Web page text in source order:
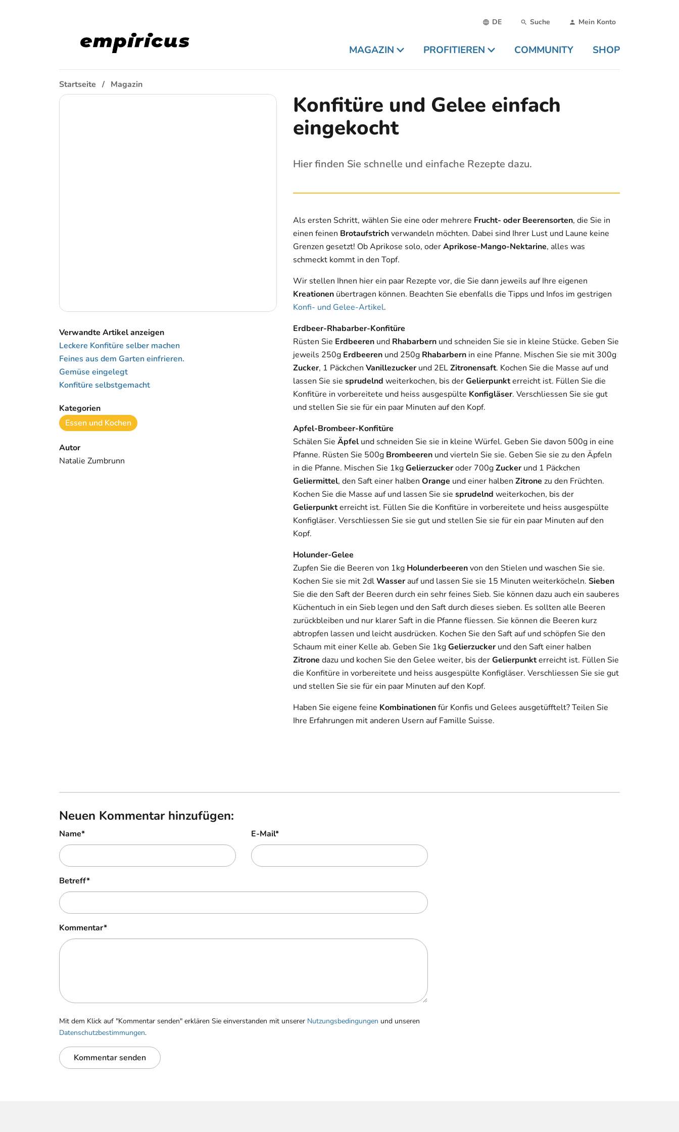
DE Suche Mein Konto
MAGAZIN PROFITIEREN COMMUNITY SHOP
Startseite Magazin
Konfitüre und Gelee einfach
eingekocht
Verwandte Artikel anzeigen
Leckere Konfitüre selber machen
Feines aus dem Garten einfrieren.
Gemüse eingelegt
Konfitüre selbstgemacht
Kategorien
Essen und Kochen
Autor
Natalie Zumbrunn
Hier finden Sie schnelle und einfache Rezepte dazu.
Als ersten Schritt, wählen Sie eine oder mehrere Frucht- oder Beerensorten, die Sie in
einen feinen Brotaufstrichverwandeln möchten. Dabei sind Ihrer Lust und Laune keine
Grenzen gesetzt! Ob Aprikose solo, oderAprikose-Mango-Nektarine, alles was
schmeckt kommt in den Topf.
Wir stellen Ihnen hier ein paar Rezepte vor, die Sie dann jeweils auf Ihre eigenen
Kreationen übertragen können. Beachten Sie ebenfalls die Tipps und Infos im gestrigen
Konfi- und Gelee-Artikel.
Erdbeer-Rhabarber-Konfitüre
Rüsten Sie Erdbeeren und Rhabarbern und schneiden Sie sie in kleine Stücke. Geben Sie
jeweils 250g Erdbeeren und 250g Rhabarbern in eine Pfanne. Mischen Sie sie mit 300g
Zucker, 1 PäckchenVanillezucker und 2ELZitronensaft. Kochen Sie die Masse auf und
lassen Sie siesprudelndweiterkochen, bis derGelierpunkterreicht ist. Füllen Sie die
Konfitüre in vorbereitete und heiss ausgespülte Konfigläser. Verschliessen Sie sie gut
und stellen Sie sie für ein paar Minuten auf den Kopf.
Apfel-Brombeer-Konfitüre
Schälen SieÄpfel und schneiden Sie sie in kleine Würfel. Geben Sie davon 500g in eine
Pfanne. Rüsten Sie 500g Brombeeren und vierteln Sie sie. Geben Sie sie zu den Äpfeln
in die Pfanne. Mischen Sie 1kgGelierzuckeroder 700gZucker und 1 Päckchen
Geliermittel, den Saft einer halbenOrange und einer halbenZitronezu den Früchten.
Kochen Sie die Masse auf und lassen Sie siesprudelndweiterkochen, bis der
Gelierpunkterreicht ist. Füllen Sie die Konfitüre in vorbereitete und heiss ausgespülte
Konfigläser. Verschliessen Sie sie gut und stellen Sie sie für ein paar Minuten auf den
Kopf.
Holunder-Gelee
Zupfen Sie die Beeren von 1kg Holunderbeerenvon den Stielen und waschen Sie sie.
Kochen Sie sie mit 2dlWasser auf und lassen Sie sie 15 Minuten weiterköcheln.Sieben
Sie die den Saft der Beeren durch ein sehr feines Sieb. Sie können dazu auch ein sauberes
Küchentuch in ein Sieb legen und den Saft durch dieses sieben. Es sollten alle Beeren
zurückbleiben und nur klarer Saft in die Pfanne fliessen. Sie können die Beeren kurz
abtropfen lassen und leicht ausdrücken. Kochen Sie den Saft auf und schöpfen Sie den
Schaum mit einer Kelle ab. Geben Sie 1kgGelierzucker und den Saft einer halben
Zitronedazu und kochen Sie den Gelee weiter, bis derGelierpunkterreicht ist. Füllen Sie
die Konfitüre in vorbereitete und heiss ausgespülte Konfigläser. Verschliessen Sie sie gut
und stellen Sie sie für ein paar Minuten auf den Kopf.
Haben Sie eigene feine Kombinationenfür Konfis und Gelees ausgetüfftelt? Teilen Sie
Ihre Erfahrungen mit anderen Usern auf Famille Suisse.
Neuen Kommentar hinzufügen:
Name* E-Mail*
Betreff*
Kommentar*
Mit dem Klick auf "Kommentar senden" erklären Sie einverstanden mit unserer Nutzungsbedingungen und unseren
Datenschutzbestimmungen.
Kommentar senden